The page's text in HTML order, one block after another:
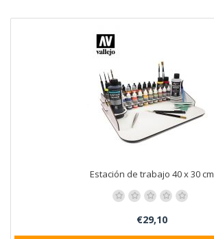
Estación de trabajo 40 x 30 cm
€29,10